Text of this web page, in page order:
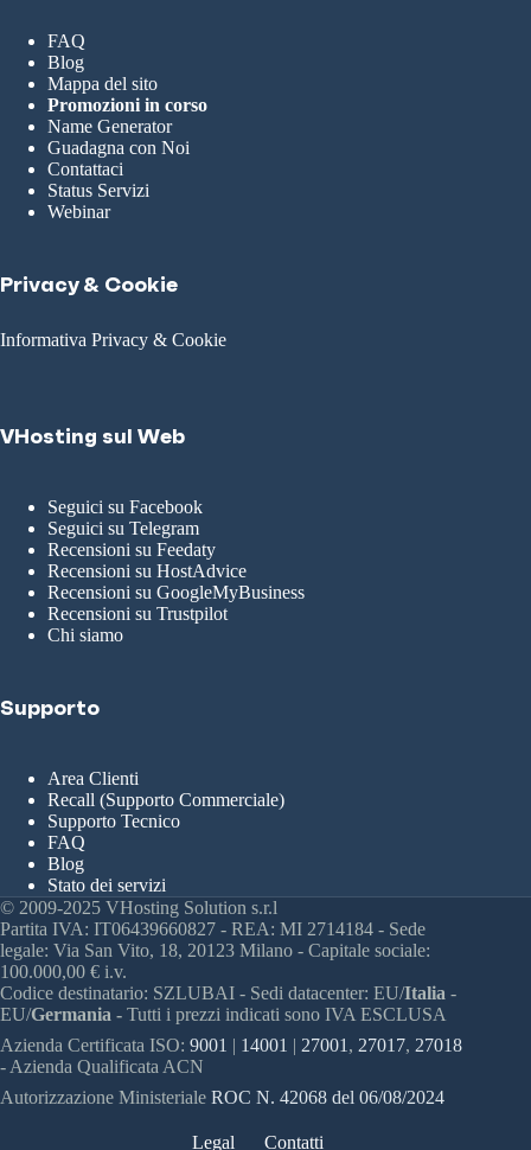
FAQ
Blog
Mappa del sito
Promozioni in corso
Name Generator
Guadagna con Noi
Contattaci
Status Servizi
Webinar
Privacy & Cookie
Informativa Privacy & Cookie
VHosting sul Web
Seguici su Facebook
Seguici su Telegram
Recensioni su Feedaty
Recensioni su HostAdvice
Recensioni su GoogleMyBusiness
Recensioni su Trustpilot
Chi siamo
Supporto
Area Clienti
Recall (Supporto Commerciale)
Supporto Tecnico
FAQ
Blog
Stato dei servizi
© 2009-2025 VHosting Solution s.r.l
Partita IVA: IT06439660827 - REA: MI 2714184 - Sede
legale: Via San Vito, 18, 20123 Milano - Capitale sociale:
100.000,00 € i.v.
Codice destinatario: SZLUBAI - Sedi datacenter: EU/Italia -
EU/Germania - Tutti i prezzi indicati sono IVA ESCLUSA
Azienda Certificata ISO: 9001 | 14001 | 27001 , 27017, 27018
- Azienda Qualificata ACN
Autorizzazione Ministeriale ROC N. 42068 del 06/08/2024
Legal Contatti